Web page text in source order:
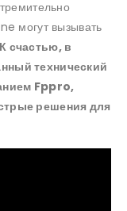
могут вызывать
счастью, в
технический
Fppro,
решения для